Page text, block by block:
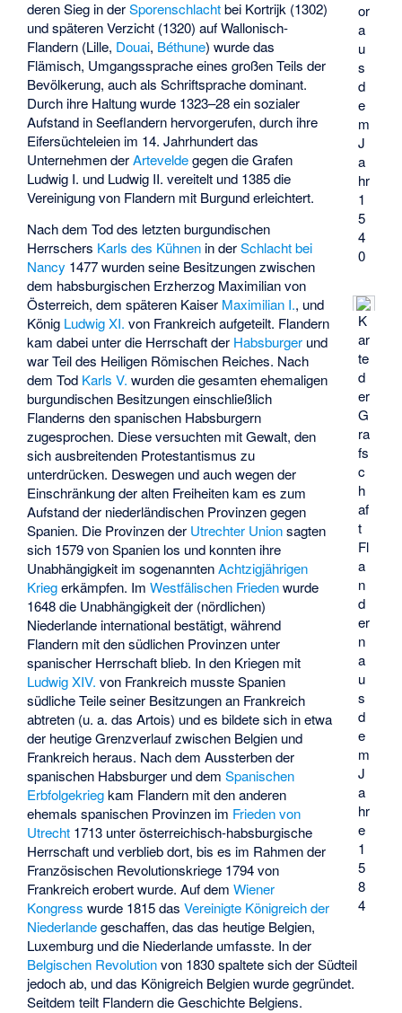
or
a
u
s
d
e
m
J
a
hr
1
5
4
0
deren Sieg in derSporenschlachtbei Kortrijk (1302)
und späteren Verzicht (1320) auf Wallonisch-
Flandern (Lille, Douai, Béthune) wurde das
Flämisch, Umgangssprache eines großen Teils der
Bevölkerung, auch als Schriftsprache dominant.
Durch ihre Haltung wurde 1323–28 ein sozialer
Aufstand in Seeflandern hervorgerufen, durch ihre
Eifersüchteleien im 14. Jahrhundert das
Unternehmen derArteveldegegen die Grafen
Ludwig I. und Ludwig II. vereitelt und 1385 die
Vereinigung von Flandern mit Burgund erleichtert.
K
ar
te
d
er
G
ra
fs
c
h
af
t
Fl
a
n
d
er
n
a
u
s
d
e
m
J
a
hr
e
1
5
8
4
Nach dem Tod des letzten burgundischen
Herrschers Karls des Kühnen in derSchlacht bei
Nancy 1477 wurden seine Besitzungen zwischen
dem habsburgischen Erzherzog Maximilian von
Österreich, dem späteren Kaiser Maximilian I., und
König Ludwig XI. von Frankreich aufgeteilt. Flandern
kam dabei unter die Herrschaft der Habsburger und
war Teil des Heiligen Römischen Reiches. Nach
dem Tod Karls V. wurden die gesamten ehemaligen
burgundischen Besitzungen einschließlich
Flanderns den spanischen Habsburgern
zugesprochen. Diese versuchten mit Gewalt, den
sich ausbreitenden Protestantismus zu
unterdrücken. Deswegen und auch wegen der
Einschränkung der alten Freiheiten kam es zum
Aufstand der niederländischen Provinzen gegen
Spanien. Die Provinzen der Utrechter Unionsagten
sich 1579 von Spanien los und konnten ihre
Unabhängigkeit im sogenanntenAchtzigjährigen
Kriegerkämpfen. ImWestfälischen Friedenwurde
1648 die Unabhängigkeit der (nördlichen)
Niederlande international bestätigt, während
Flandern mit den südlichen Provinzen unter
spanischer Herrschaft blieb. In den Kriegen mit
Ludwig XIV. von Frankreich musste Spanien
südliche Teile seiner Besitzungen an Frankreich
abtreten (u. a. das Artois) und es bildete sich in etwa
der heutige Grenzverlauf zwischen Belgien und
Frankreich heraus. Nach dem Aussterben der
spanischen Habsburger und demSpanischen
Erbfolgekriegkam Flandern mit den anderen
ehemals spanischen Provinzen im Frieden von
Utrecht 1713 unter österreichisch-habsburgische
Herrschaft und verblieb dort, bis es im Rahmen der
Französischen Revolutionskriege 1794 von
Frankreich erobert wurde. Auf demWiener
Kongress wurde 1815 dasVereinigte Königreich der
Niederlandegeschaffen, das das heutige Belgien,
Luxemburg und die Niederlande umfasste. In der
Belgischen Revolutionvon 1830 spaltete sich der Südteil
jedoch ab, und das Königreich Belgien wurde gegründet.
Seitdem teilt Flandern die Geschichte Belgiens.